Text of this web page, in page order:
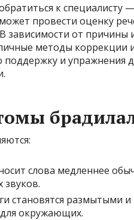
к специалисту
провести оценку
от причины
методы коррекции
и упражнения
слова медленнее
звуков.
становятся размытыми
окружающих.